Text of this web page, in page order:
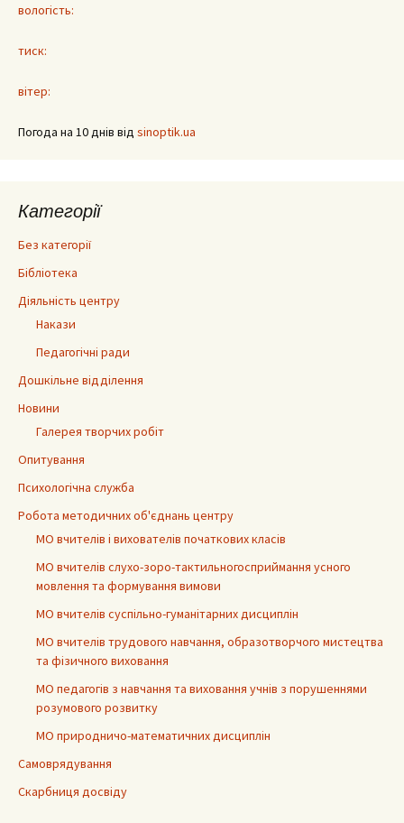
вологість:
тиск:
вітер:
Погода на 10 днів від sinoptik.ua
Категорії
Без категорії
Бібліотека
Діяльність центру
Накази
Педагогічні ради
Дошкільне відділення
Новини
Галерея творчих робіт
Опитування
Психологічна служба
Робота методичних об'єднань центру
МО вчителів і вихователів початкових класів
МО вчителів слухо-зоро-тактильногосприймання усного
мовлення та формування вимови
МО вчителів суспільно-гуманітарних дисциплін
МО вчителів трудового навчання, образотворчого мистецтва
та фізичного виховання
МО педагогів з навчання та виховання учнів з порушеннями
розумового розвитку
МО природничо-математичних дисциплін
Самоврядування
Скарбниця досвіду